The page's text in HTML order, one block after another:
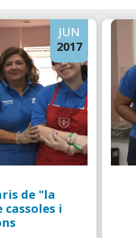
JUN
2017
de "la
i